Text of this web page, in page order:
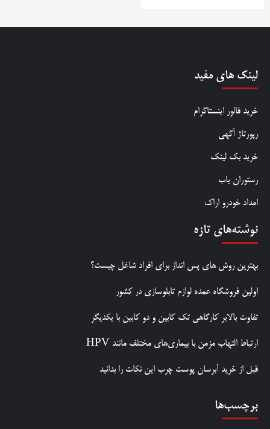
لینک های مفید
خرید فالور اینستاگرام
رپورتاژ آگهی
خرید بک لینک
رستوران یاب
امداد خودرو اراک
نوشته‌های تازه
بهترین روش‌ های پس‌ انداز برای افراد شاغل چیست؟
اولین فروشگاه عمده لوازم تابلوسازی در کشور
تفاوت بالابر کارگاهی تک کابین و دو کابین با یکدیگر
ارتباط التهاب مزمن با بیماری‌های مختلف مانند HPV
قبل از خرید آبرسان پوست چرب این نکات را بدانید
برچسب‌ها